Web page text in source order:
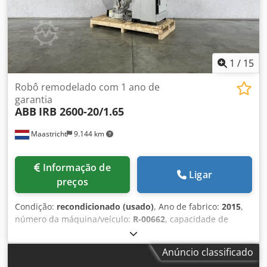
1 / 15
Maastricht 9.144 km
Robô remodelado com 1 ano de
garantia
ABB IRB 2600-20/1.65
preços
Ligar
Condição: recondicionado (usado), Ano de fabrico: 2015,
número da máquina/veículo: R-00662, capacidade de
, alcance do braço:
controladores:IRC5, fabricante de terminais de
, Robô ABB IRB 2600-20/1.65
Anúncio classificado